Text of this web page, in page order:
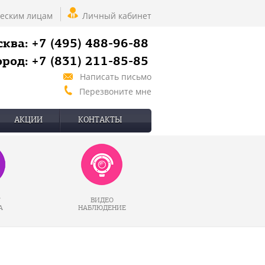
лицам Личный кабинет
+7 (495) 488-96-88
+7 (831) 211-85-85
Написать письмо
Перезвоните мне
АКЦИИ КОНТАКТЫ
ВИДЕО
НАБЛЮДЕНИЕ